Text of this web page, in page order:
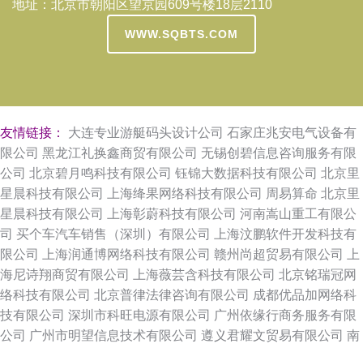
地址：北京市朝阳区望京园609号楼18层2110
WWW.SQBTS.COM
友情链接： 大连专业游艇码头设计公司 石家庄兆安电气设备有
限公司 黑龙江礼换鑫商贸有限公司 无锡创碧信息咨询服务有限
公司 北京碧月鸣科技有限公司 钰锦大数据科技有限公司 北京里
星晨科技有限公司
上海绛果网络科技有限公司 周易算命 北京里
星晨科技有限公司
上海彰蔚科技有限公司 河南嵩山重工有限公
司 买个车汽车销售（深圳）有限公司
上海汶鹏软件开发科技有
限公司
上海润通博网络科技有限公司 赣州尚超贸易有限公司
上
海尼诗翔商贸有限公司
上海薇芸含科技有限公司 北京铭瑞冠网
络科技有限公司 北京普律法律咨询有限公司 成都优品加网络科
技有限公司 深圳市科旺电源有限公司 广州依缘行商务服务有限
公司 广州市明望信息技术有限公司 遵义君耀文贸易有限公司 南